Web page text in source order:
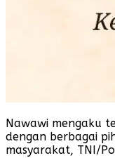
Nawawi mengaku
dengan berbagai
masyarakat, TNI/